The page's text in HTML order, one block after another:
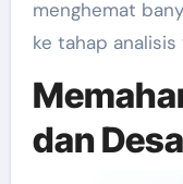
menghemat
ke tahap
dan